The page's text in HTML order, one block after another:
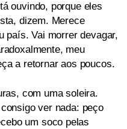
ouvindo, porque eles
dizem. Merece
país. Vai morrer devagar,
meu
a retornar aos poucos.
com uma soleira.
ver nada: peço
um soco pelas